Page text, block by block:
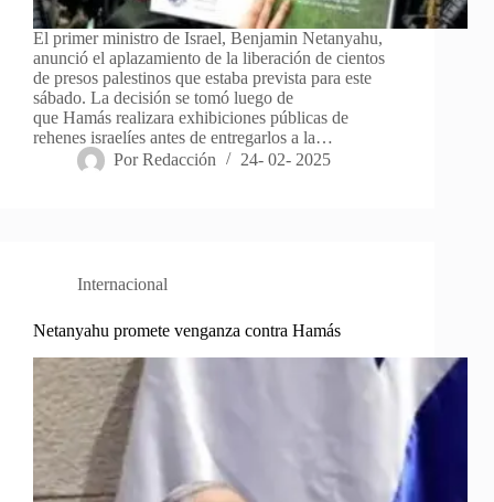
El primer ministro de Israel, Benjamin Netanyahu,
anunció el aplazamiento de la liberación de cientos
de presos palestinos que estaba prevista para este
sábado. La decisión se tomó luego de
que Hamás realizara exhibiciones públicas de
rehenes israelíes antes de entregarlos a la…
Por Redacción 24- 02- 2025
Internacional
Netanyahu promete venganza contra Hamás